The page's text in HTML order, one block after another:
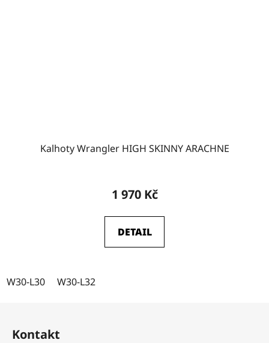
Kalhoty Wrangler HIGH SKINNY ARACHNE
1 970 Kč
DETAIL
W30-L30 W30-L32
Kontakt